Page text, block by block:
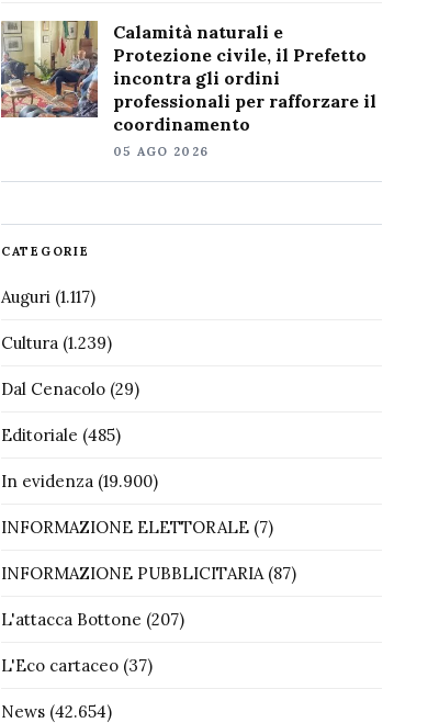
Calamità naturali e
Protezione civile, il Prefetto
incontra gli ordini
professionali per rafforzare il
coordinamento
05 AGO 2026
CATEGORIE
Auguri(1.117)
Cultura(1.239)
Dal Cenacolo(29)
Editoriale (485)
In evidenza(19.900)
INFORMAZIONE ELETTORALE(7)
INFORMAZIONE PUBBLICITARIA(87)
L'attacca Bottone (207)
L'Eco cartaceo(37)
News(42.654)